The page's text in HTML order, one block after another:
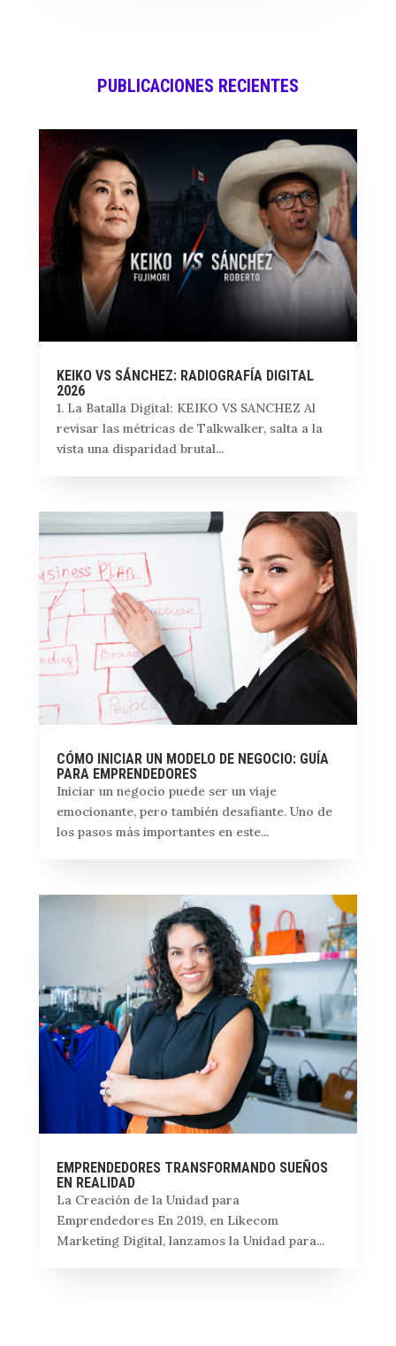
PUBLICACIONES RECIENTES
KEIKO VS SÁNCHEZ: RADIOGRAFÍA DIGITAL
2026
1. La Batalla Digital: KEIKO VS SANCHEZ Al
revisar las métricas de Talkwalker, salta a la
vista una disparidad brutal...
CÓMO INICIAR UN MODELO DE NEGOCIO: GUÍA
PARA EMPRENDEDORES
Iniciar un negocio puede ser un viaje
emocionante, pero también desafiante. Uno de
los pasos más importantes en este...
EMPRENDEDORES TRANSFORMANDO SUEÑOS
EN REALIDAD
La Creación de la Unidad para
Emprendedores En 2019, en Likecom
Marketing Digital, lanzamos la Unidad para...